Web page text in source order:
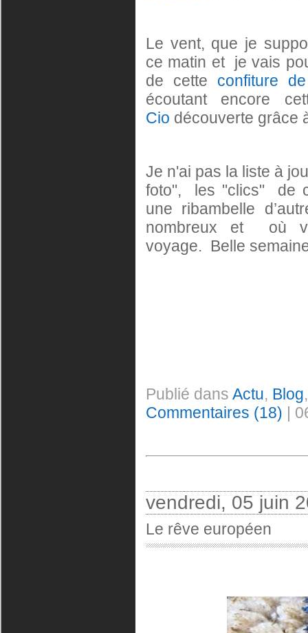
Le vent, que je
ce matin et je vais
de cette confiture
écoutant encore
Cio découverte
Je n'ai pas la liste à
foto", les "clics" de
une ribambelle
nombreux et où
voyage. Belle
Publié dans Actu, Blog
Commentaires (18) |
vendredi, 05 juin
Le rêve européen